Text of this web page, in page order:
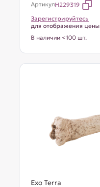
АртикулH229319
Зарегистрируйтесь
для отображения цены
В наличии <100 шт.
Exo Terra